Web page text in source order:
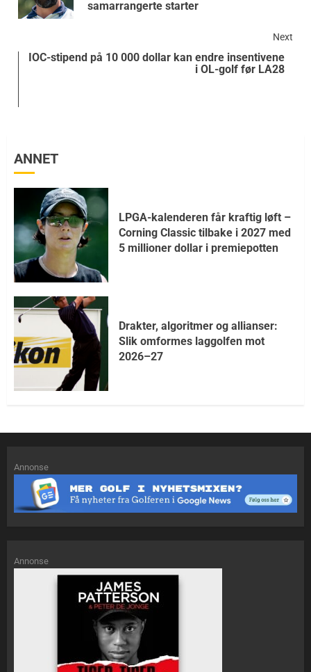
samarrangerte starter
Next
IOC-stipend på 10 000 dollar kan endre insentivene
i OL-golf før LA28
ANNET
LPGA-kalenderen får kraftig løft –
Corning Classic tilbake i 2027 med
5 millioner dollar i premiepotten
Drakter, algoritmer og allianser:
Slik omformes laggolfen mot
2026–27
Annonse
Annonse